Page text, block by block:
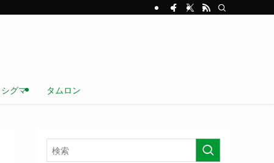
シグマ タムロン